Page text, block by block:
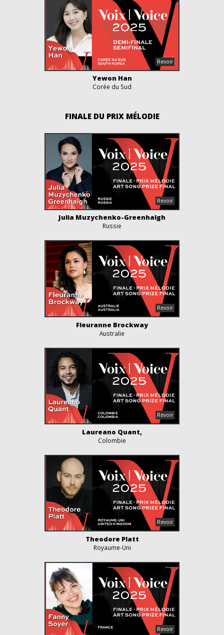
Yewon Han
Corée du Sud
FINALE DU PRIX MÉLODIE
Julia Muzychenko-Greenhalgh
Russie
Fleuranne Brockway
Australie
Laureano Quant,
Colombie
Theodore Platt
Royaume-Uni